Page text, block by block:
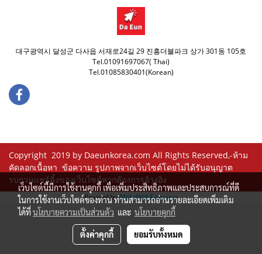
대구광역시 달성군 다사읍 서재로24길 29 진흥더블파크 상가 301동 105호
Tel.01091697067( Thai)
Tel.01085830401(Korean)
Copyright 2019 by Daeunkorea.com All Rights Reserved,-ห้าม
คัดลอกเนื้อหา ข้อความ รูปภาพจากเว็บไซต์โดยไม่ได้รับอนุญาต
รบกวนแชร์ลิ้งของเว็บไซต์หากต้องการอ้างอิง
Powered byMakeWebEasy.com
เว็บไซต์นี้มีการใช้งานคุกกี้ เพื่อเพิ่มประสิทธิภาพและประสบการณ์ที่ดี
ในการใช้งานเว็บไซต์ของท่าน ท่านสามารถอ่านรายละเอียดเพิ่มเติม
ได้ที่นโยบายความเป็นส่วนตัว และ นโยบายคุกกี้
ตั้งค่าคุกกี้ ยอมรับทั้งหมด